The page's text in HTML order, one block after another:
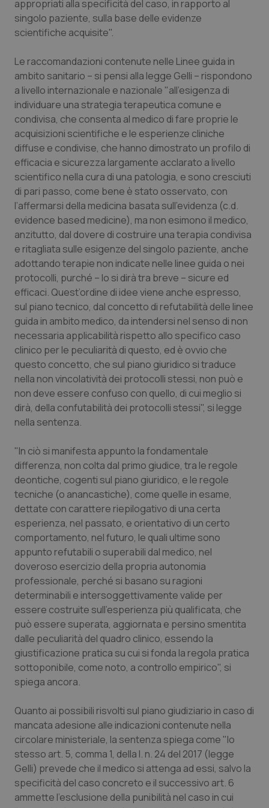
Salute orale & impianti
Tiroide
Tumore al seno
Tumore ovarico
Tumori del Polmone & Testa Collo
Tumori gastrointestinali
Ulcera & Reflusso
Vaccini
appropriati alla specificità del caso, in rapporto al
singolo paziente, sulla base delle evidenze
scientifiche acquisite".
Le raccomandazioni contenute nelle Linee guida in
ambito sanitario – si pensi alla legge Gelli – rispondono
a livello internazionale e nazionale "all’esigenza di
individuare una strategia terapeutica comune e
condivisa, che consenta al medico di fare proprie le
acquisizioni scientifiche e le esperienze cliniche
diffuse e condivise, che hanno dimostrato un profilo di
efficacia e sicurezza largamente acclarato a livello
scientifico nella cura di una patologia, e sono cresciuti
di pari passo, come bene è stato osservato, con
l’affermarsi della medicina basata sull’evidenza (c.d.
evidence based medicine), ma non esimono il medico,
anzitutto, dal dovere di costruire una terapia condivisa
e ritagliata sulle esigenze del singolo paziente, anche
adottando terapie non indicate nelle linee guida o nei
protocolli, purché – lo si dirà tra breve – sicure ed
efficaci. Quest’ordine di idee viene anche espresso,
sul piano tecnico, dal concetto di refutabilità delle linee
guida in ambito medico, da intendersi nel senso di non
necessaria applicabilità rispetto allo specifico caso
clinico per le peculiarità di questo, ed è ovvio che
questo concetto, che sul piano giuridico si traduce
nella non vincolatività dei protocolli stessi, non può e
non deve essere confuso con quello, di cui meglio si
dirà, della confutabilità dei protocolli stessi", si legge
nella sentenza.
"In ciò si manifesta appunto la fondamentale
differenza, non colta dal primo giudice, tra le regole
deontiche, cogenti sul piano giuridico, e le regole
tecniche (o anancastiche), come quelle in esame,
dettate con carattere riepilogativo di una certa
esperienza, nel passato, e orientativo di un certo
comportamento, nel futuro, le quali ultime sono
appunto refutabili o superabili dal medico, nel
doveroso esercizio della propria autonomia
professionale, perché si basano su ragioni
determinabili e intersoggettivamente valide per
essere costruite sull’esperienza più qualificata, che
può essere superata, aggiornata e persino smentita
dalle peculiarità del quadro clinico, essendo la
giustificazione pratica su cui si fonda la regola pratica
sottoponibile, come noto, a controllo empirico", si
spiega ancora.
Quanto ai possibili risvolti sul piano giudiziario in caso di
mancata adesione alle indicazioni contenute nella
circolare ministeriale, la sentenza spiega come "lo
stesso art. 5, comma 1, della l. n. 24 del 2017 (legge
Gelli) prevede che il medico si attenga ad essi, salvo la
specificità del caso concreto e il successivo art. 6
ammette l’esclusione della punibilità nel caso in cui